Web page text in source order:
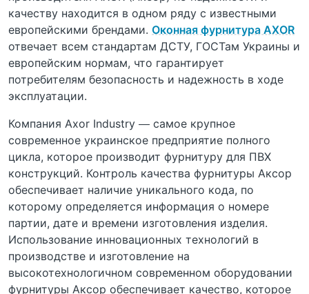
качеству находится в одном ряду с известными
европейскими брендами. Оконная фурнитура AXОR
отвечает всем стандартам ДСТУ, ГОСТам Украины и
европейским нормам, что гарантирует
потребителям безопасность и надежность в ходе
эксплуатации.
Компания Axor Industry — самое крупное
современное украинское предприятие полного
цикла, которое производит фурнитуру для ПВХ
конструкций. Контроль качества фурнитуры Аксор
обеспечивает наличие уникального кода, по
которому определяется информация о номере
партии, дате и времени изготовления изделия.
Использование инновационных технологий в
производстве и изготовление на
высокотехнологичном современном оборудовании
фурнитуры Аксор обеспечивает качество, которое